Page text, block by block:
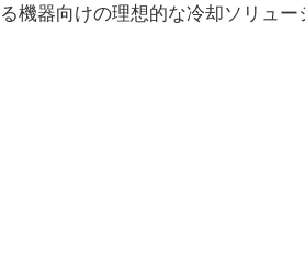
機器向けの理想的な冷却ソリュー